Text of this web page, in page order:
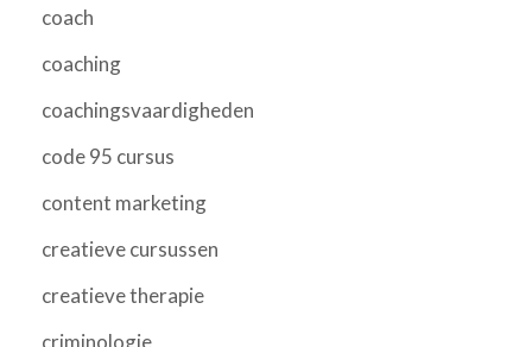
coach
coaching
coachingsvaardigheden
code 95 cursus
content marketing
creatieve cursussen
creatieve therapie
criminologie